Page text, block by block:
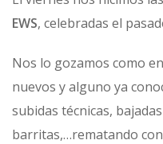
EWS, celebradas el
Nos lo gozamos como
nuevos y alguno ya
subidas técnicas,
barritas,…rematando